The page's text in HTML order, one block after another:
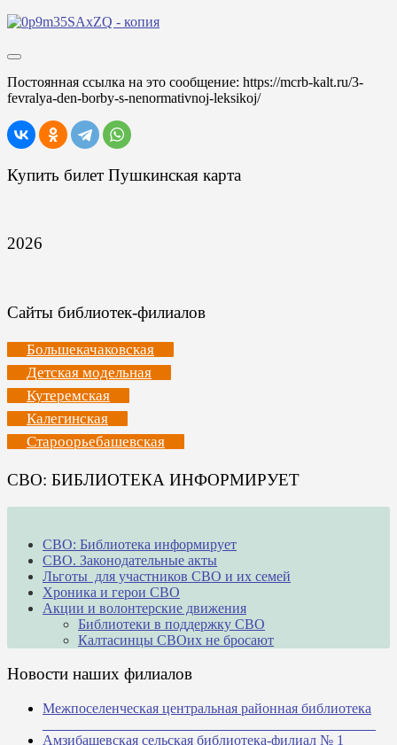
Постоянная ссылка на это сообщение: https://mcrb-kalt.ru/3-
fevralya-den-borby-s-nenormativnoj-leksikoj/
Купить билет Пушкинская карта
2026
Сайты библиотек-филиалов
Большекачаковская
Детская модельная
Кутеремская
Калегинская
Староорьебашевская
СВО: БИБЛИОТЕКА ИНФОРМИРУЕТ
СВО: Библиотека информирует
СВО. Законодательные акты
Льготы для участников СВО и их семей
Хроника и герои СВО
Акции и волонтерские движения
Библиотеки в поддержку СВО
Калтасинцы СВОих не бросают
Новости наших филиалов
Межпоселенческая центральная районная библиотека
Амзибашевская сельская библиотека-филиал № 1